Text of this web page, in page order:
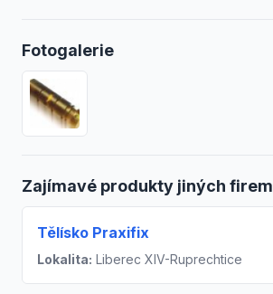
Fotogalerie
Zajímavé produkty jiných firem
Tělísko Praxifix
Lokalita: Liberec XIV-Ruprechtice